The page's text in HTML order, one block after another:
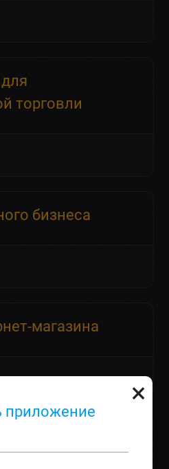
торговли
бизнеса
магазина
магазина
×
приложение